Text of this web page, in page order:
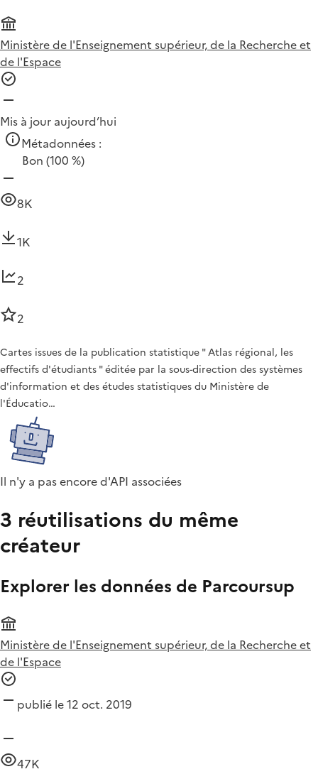
Ministère de l'Enseignement supérieur, de la Recherche et
de l'Espace
Mis à jour aujourd’hui
Métadonnées :
Bon (100 %)
8K
1K
2
2
Cartes issues de la publication statistique " Atlas régional, les
effectifs d'étudiants " éditée par la sous-direction des systèmes
d'information et des études statistiques du Ministère de
l'Éducatio…
Il n'y a pas encore d'API associées
3 réutilisations du même
créateur
Explorer les données de Parcoursup
Ministère de l'Enseignement supérieur, de la Recherche et
de l'Espace
publié le 12 oct. 2019
47K